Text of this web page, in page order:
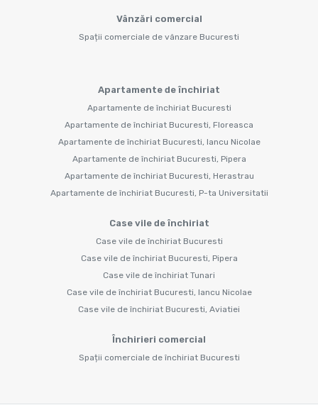
Vânzări comercial
Spații comerciale de vânzare Bucuresti
Apartamente de închiriat
Apartamente de închiriat Bucuresti
Apartamente de închiriat Bucuresti, Floreasca
Apartamente de închiriat Bucuresti, Iancu Nicolae
Apartamente de închiriat Bucuresti, Pipera
Apartamente de închiriat Bucuresti, Herastrau
Apartamente de închiriat Bucuresti, P-ta Universitatii
Case vile de închiriat
Case vile de închiriat Bucuresti
Case vile de închiriat Bucuresti, Pipera
Case vile de închiriat Tunari
Case vile de închiriat Bucuresti, Iancu Nicolae
Case vile de închiriat Bucuresti, Aviatiei
Închirieri comercial
Spații comerciale de închiriat Bucuresti